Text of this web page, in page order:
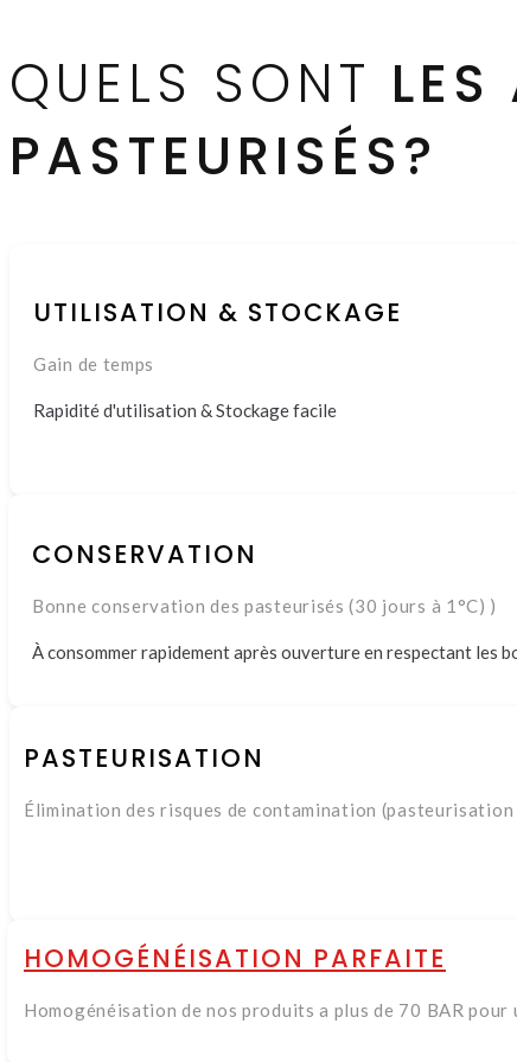
QUELS SONT
PASTEURISÉS?
UTILISATION & STOCKAGE
Gain de temps
Rapidité d'utilisation & Stockage facile
CONSERVATION
Bonne conservation des pasteurisés (30 jours à 1°C) )
À consommer rapidement après ouverture en respectant les
PASTEURISATION
Élimination des risques de contamination
HOMOGÉNÉISATION PARFAITE
Homogénéisation de nos produits a plus de 70 BAR